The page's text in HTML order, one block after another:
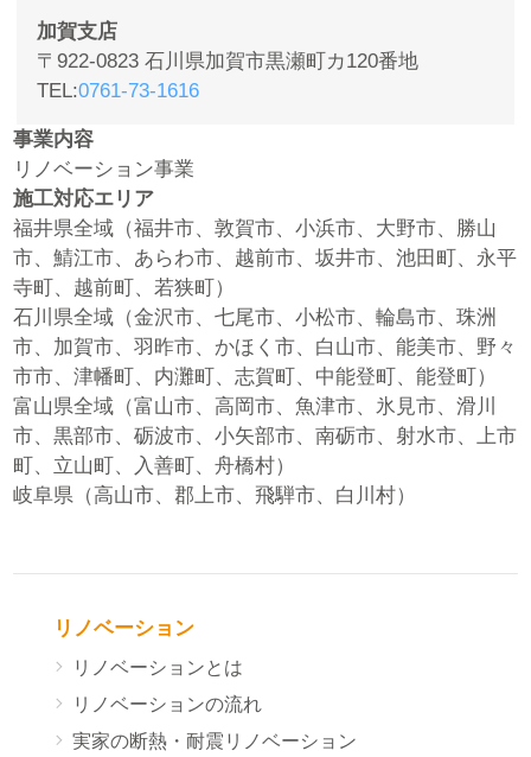
加賀支店
〒922-0823 石川県加賀市黒瀬町カ120番地
TEL 0761-73-1616
事業内容
リノベーション事業
施工対応エリア
福井県全域（福井市、敦賀市、小浜市、大野市、勝山
市、鯖江市、あらわ市、越前市、坂井市、池田町、永平
寺町、越前町、若狭町）
石川県全域（金沢市、七尾市、小松市、輪島市、珠洲
市、加賀市、羽昨市、かほく市、白山市、能美市、野々
市市、津幡町、内灘町、志賀町、中能登町、能登町）
富山県全域（富山市、高岡市、魚津市、氷見市、滑川
市、黒部市、砺波市、小矢部市、南砺市、射水市、上市
町、立山町、入善町、舟橋村）
岐阜県（高山市、郡上市、飛騨市、白川村）
リノベーション
リノベーションとは
リノベーションの流れ
実家の断熱・耐震リノベーション